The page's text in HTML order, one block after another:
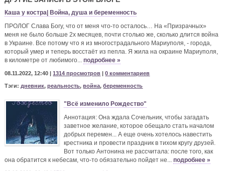
Каша у костра| Война, душа и беременность
ПРОЛОГ Слава Богу, что от меня что-то осталось… На «Призрачных»
меня не было больше 2х месяцев, почти столько же, сколько длится война
в Украине. Все потому что я из многострадального Мариуполя, - города,
который умер и теперь восстаёт из пепла. Я жила на окраине Мариуполя,
в километре от любимого...подробнее »
08.11.2022, 12:40 |1314 просмотров |0 комментариев
Тэги: дневник,реальность,война,беременность
"Всё изменило Рождество"
Аннотация: Она ждала Сочельник, чтобы загадать
заветное желание, которое обещало стать началом
добрых перемен... А еще очень хотелось навестить
крестника и провести праздник в тихом кругу друзей.
Вот только Антонина не рассчитала: после того, как
она обратится к небесам, что-то обязательно пойдет не...подробнее »